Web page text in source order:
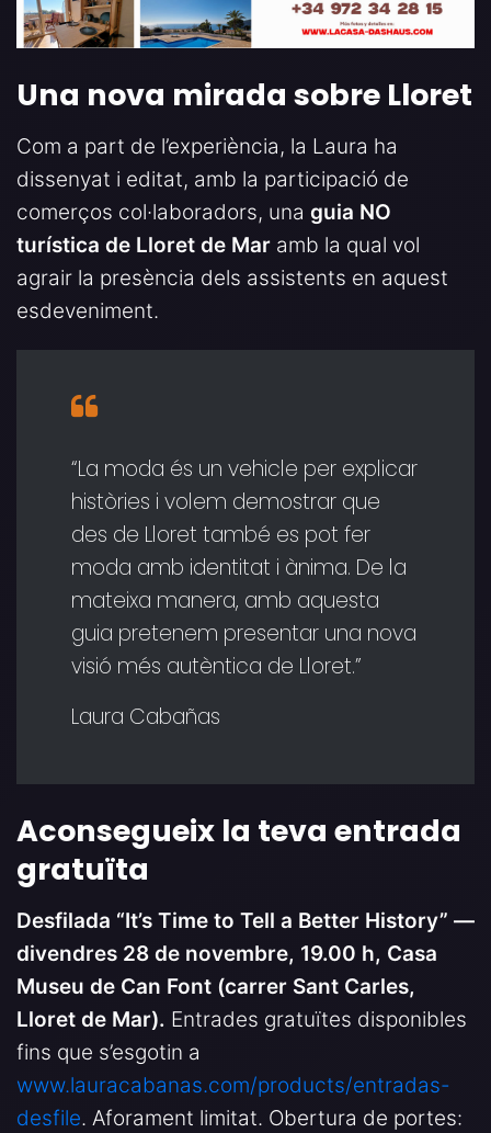
Una nova mirada sobre Lloret
Com a part de l’experiència, la Laura ha
dissenyat i editat, amb la participació de
comerços col·laboradors, una guia NO
turística de Lloret de Mar amb la qual vol
agrair la presència dels assistents en aquest
esdeveniment.
“La moda és un vehicle per explicar
històries i volem demostrar que
des de Lloret també es pot fer
moda amb identitat i ànima. De la
mateixa manera, amb aquesta
guia pretenem presentar una nova
visió més autèntica de Lloret.”
Laura Cabañas
Aconsegueix la teva entrada
gratuïta
Desfilada “It’s Time to Tell a Better History” —
divendres 28 de novembre, 19.00 h, Casa
Museu de Can Font (carrer Sant Carles,
Lloret de Mar). Entrades gratuïtes disponibles
fins que s’esgotin a
www.lauracabanas.com/products/entradas-
desfile. Aforament limitat. Obertura de portes: